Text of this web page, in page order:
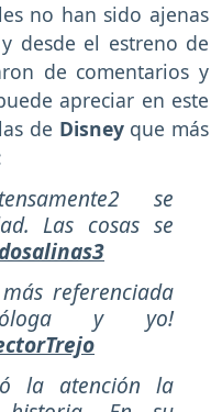
no han sido ajenas
desde el estreno de
de comentarios y
apreciar en este
de Disney que más
se
Las cosas se
referenciada
y yo!
la atención la